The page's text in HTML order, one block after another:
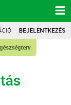
BEJELENTKEZÉS